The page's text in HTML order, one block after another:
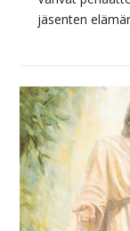
jäsenten